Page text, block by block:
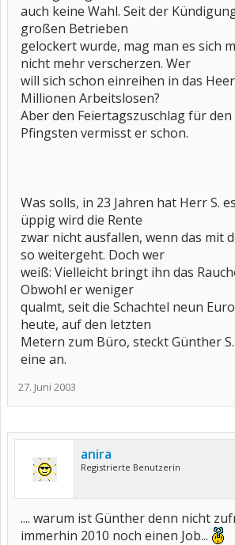
auch keine Wahl. Seit der
großen Betrieben
gelockert wurde, mag man es sich
nicht mehr verscherzen. Wer
will sich schon einreihen in das
Millionen Arbeitslosen?
Aber den Feiertagszuschlag für
Pfingsten vermisst er schon.
Was solls, in 23 Jahren hat Herr S.
üppig wird die Rente
zwar nicht ausfallen, wenn das mit
so weitergeht. Doch wer
weiß: Vielleicht bringt ihn das
Obwohl er weniger
qualmt, seit die Schachtel neun
heute, auf den letzten
Metern zum Büro, steckt Günther
eine an.
27. Juni 2003
anira
Registrierte Benutzerin
.... warum ist Günther denn nicht
immerhin 2010 noch einen Job...